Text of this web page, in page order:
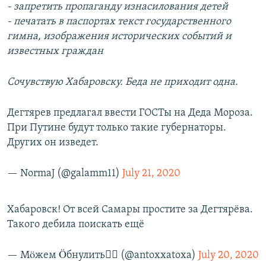
- запретить пропаганду изнасилования детей
- печатать в паспортах текст государственного
гимна, изображения исторических событий и
известных граждан
Сочувствую Хабаровску. Беда не приходит одна.
Дегтярев предлагал ввести ГОСТы на Деда Мороза.
При Путине будут только такие губернаторы.
Других он изведет.
— NormaJ (@galamm11) July 21, 2020
Хабаровск! От всей Самары простите за Дегтярёва.
Такого дебила поискать ещё
— Мöжем Öбнулить🏴‍☠️ (@antoxxatoxa) July 20, 2020